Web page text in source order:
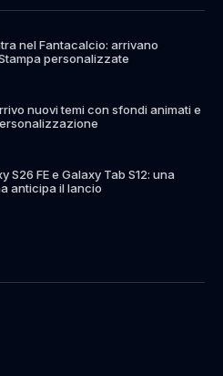
nel Fantacalcio: arrivano
personalizzate
nuovi temi con sfondi animati e
S26 FE e Galaxy Tab S12: una
anticipa il lancio